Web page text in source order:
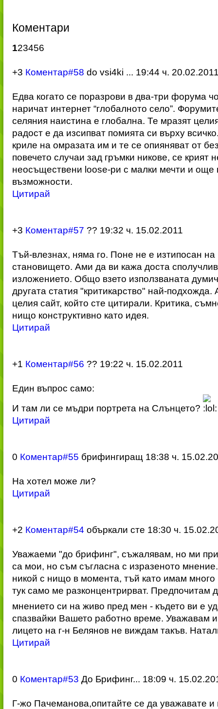
Коментари
123456
+3 Коментар#58 do vsi4ki ... 19:44 ч.
Едва когато се поразрови в два-три форума
наричат интернет “глобалното село”.
селяния наистина е глобална. Те мразят
радост е да изсипват помията си върху
криле на омразата им и те се опияняват от
повечето случаи зад гръмки никове, се крият
неосъществени loose-ри с малки мечти и
възможности.
Цитирай
+3 Коментар#57 ?? 19:32 ч. 15.02.2011
Тъй-влезнах, няма го. Поне не е изтипосан
становището. Ами да ви кажа доста
изложението. Общо взето използваната
другата статия "критикарство" най-
целия сайт, който сте цитирали. Критика,
нищо конструктивно като идея.
Цитирай
+1 Коментар#56 ?? 19:22 ч. 15.02.2011
Един въпрос само:
И там ли се мъдри портрета на Слънцето?
Цитирай
0 Коментар#55 брифингиращ 18:38 ч.
На хотел може ли?
Цитирай
+2 Коментар#54 объркали сте 18:30 ч.
Уважаеми "до брифинг", съжалявам, но ми
са мои, но съм съгласна с изразеното
никой с нищо в момента, тъй като имам много
тук само ме разконцентрирват. Предпочитам
мнението си на живо пред мен - където ви е
спазвайки Вашето работно време. Уважавам
лицето на г-н Белянов не виждам такъв.
Цитирай
0 Коментар#53 До Брифинг... 18:09 ч.
Г-жо Пачеманова,опитайте се да уважавате